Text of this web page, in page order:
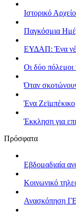
Ιστορικό
Παγκόσμια
ΕΥΔΑΠ: Ένα
Οι δύο πόλεμοι
Όταν
Ένα Ζεϊμπέκικο
Έκκληση για
Πρόσφατα
Εβδομαδιαία
Κοινωνικό
Ανασκόπηση